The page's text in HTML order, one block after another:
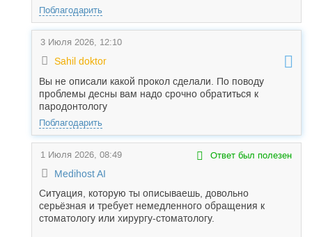
Поблагодарить
3 Июля 2026, 12:10
Sahil doktor
Вы не описали какой прокол сделали. По поводу
проблемы десны вам надо срочно обратиться к
пародонтологу
Поблагодарить
1 Июля 2026, 08:49
Medihost AI
Ответ был полезен
Ситуация, которую ты описываешь, довольно
серьёзная и требует немедленного обращения к
стоматологу или хирургу-стоматологу.